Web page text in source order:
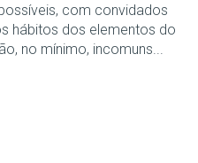
com convidados
hábitos dos elementos do
no mínimo, incomuns...